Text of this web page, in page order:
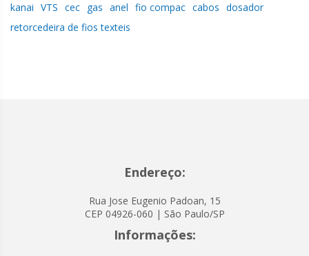
kanai VTS cec gas anel fio compac cabos dosador
retorcedeira de fios texteis
Endereço:
Rua Jose Eugenio Padoan, 15
CEP 04926-060 | São Paulo/SP
Informações: